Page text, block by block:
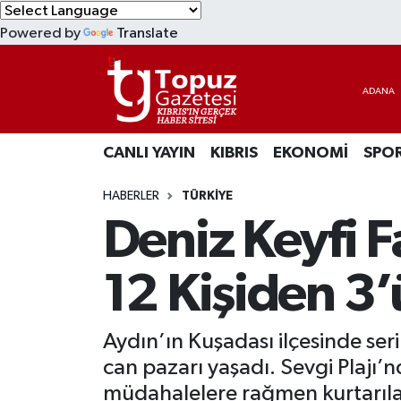
Powered by Translate
CANLI YAYIN KIBRIS EKONOMİ
HABERLER TÜRKİYE
Deniz Keyfi
12 Kişiden
Aydın’ın Kuşadası ilçesinde
can pazarı yaşadı. Sevgi
müdahalelere rağmen
EKONOMİ
MAGAZİN
TEKNOLOJİ
TÜRKİYE
Lefkoşa Nöbetçi Eczaneler
Lefkoşa Hava Durumu
Lefkoşa Trafik Yoğunluk Haritası
Süper Lig Puan Durumu ve Fikstür
Tüm Manşetler
Son Dakika Haberleri
Haber Arşivi